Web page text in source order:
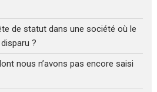
de statut dans une société où le
?
nous n’avons pas encore saisi